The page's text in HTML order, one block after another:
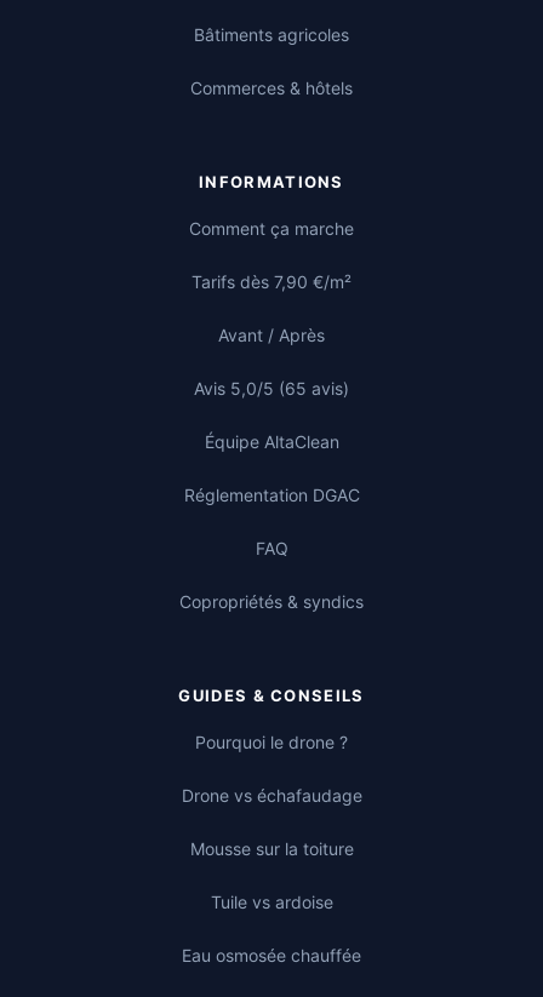
Bâtiments agricoles
Commerces & hôtels
INFORMATIONS
Comment ça marche
Tarifs dès 7,90 €/m²
Avant / Après
Avis 5,0/5 (65 avis)
Équipe AltaClean
Réglementation DGAC
FAQ
Copropriétés & syndics
GUIDES & CONSEILS
Pourquoi le drone ?
Drone vs échafaudage
Mousse sur la toiture
Tuile vs ardoise
Eau osmosée chauffée